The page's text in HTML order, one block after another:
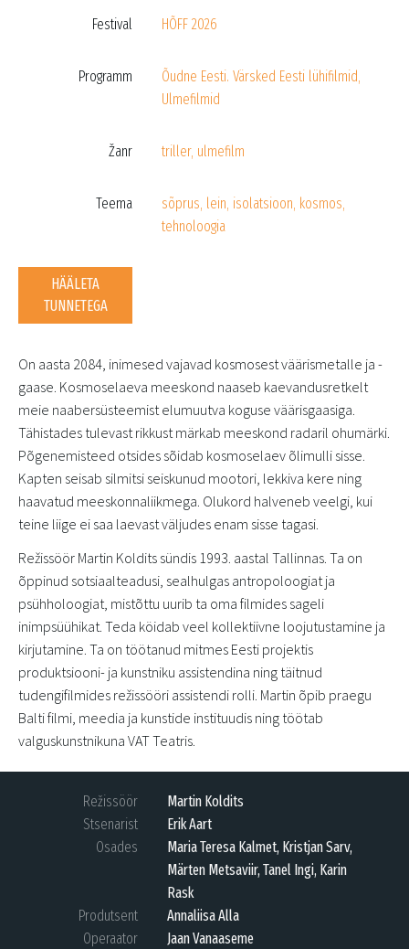
Festival HÕFF 2026
Programm Õudne Eesti. Värsked Eesti lühifilmid
Ulmefilmid
Žanr triller, ulmefilm
Teema sõprus lein isolatsioon kosmos
tehnoloogia
HÄÄLETA
TUNNETEGA
On aasta 2084, inimesed vajavad kosmosest väärismetalle ja -
gaase. Kosmoselaeva meeskond naaseb kaevandusretkelt
meie naabersüsteemist elumuutva koguse väärisgaasiga.
Tähistades tulevast rikkust märkab meeskond radaril ohumärki.
Põgenemisteed otsides sõidab kosmoselaev õlimulli sisse.
Kapten seisab silmitsi seiskunud mootori, lekkiva kere ning
haavatud meeskonnaliikmega. Olukord halveneb veelgi, kui
teine liige ei saa laevast väljudes enam sisse tagasi.
Režissöör Martin Koldits sündis 1993. aastal Tallinnas. Ta on
õppinud sotsiaalteadusi, sealhulgas antropoloogiat ja
psühholoogiat, mistõttu uurib ta oma filmides sageli
inimpsüühikat. Teda köidab veel kollektiivne loojutustamine ja
kirjutamine. Ta on töötanud mitmes Eesti projektis
produktsiooni- ja kunstniku assistendina ning täitnud
tudengifilmides režissööri assistendi rolli. Martin õpib praegu
Balti filmi, meedia ja kunstide instituudis ning töötab
valguskunstnikuna VAT Teatris.
Režissöör
Martin Koldits
Stsenarist
Erik Aart
Osades
Maria Teresa Kalmet, Kristjan Sarv,
Märten Metsaviir, Tanel Ingi, Karin
Rask
Produtsent
Annaliisa Alla
Operaator
Jaan Vanaaseme